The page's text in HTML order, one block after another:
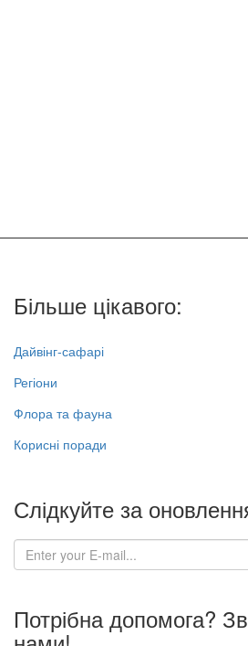
Більше цікавого:
Дайвінг-сафарі
Регіони
Флора та фауна
Корисні поради
Слідкуйте за
Потрібна допомога?